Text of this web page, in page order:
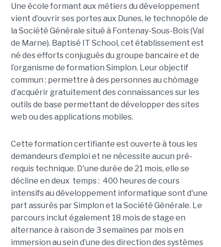
Une école formant aux métiers du développement
vient d’ouvrir ses portes aux Dunes, le technopôle de
la Société Générale situé à Fontenay-Sous-Bois (Val
de Marne). Baptisé IT School, cet établissement est
né des efforts conjugués du groupe bancaire et de
l’organisme de formation Simplon. Leur objectif
commun : permettre à des personnes au chômage
d’acquérir gratuitement des connaissances sur les
outils de base permettant de développer des sites
web ou des applications mobiles.
Cette formation certifiante est ouverte à tous les
demandeurs d’emploi et ne nécessite aucun pré-
requis technique. D'une durée de 21 mois, elle se
décline en deux temps : 400 heures de cours
intensifs au développement informatique sont d'une
part assurés par Simplon et la Société Générale. Le
parcours inclut également 18 mois de stage en
alternance à raison de 3 semaines par mois en
immersion au sein d’une des direction des systèmes